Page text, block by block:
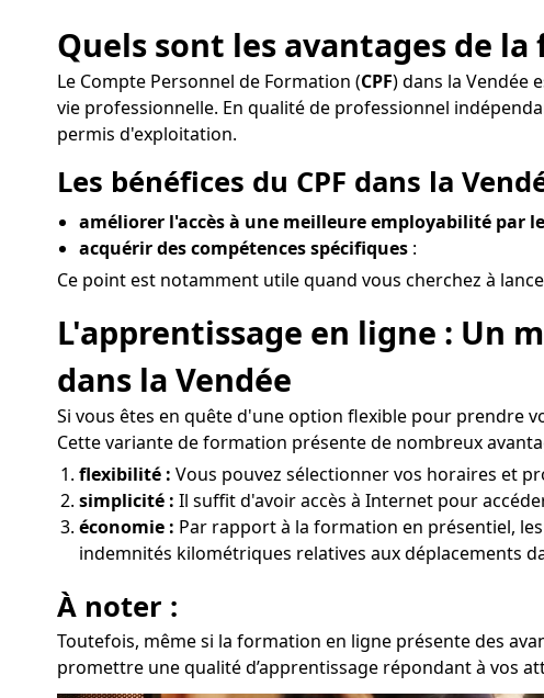
Quels sont les avantages de la
Le Compte Personnel de Formation (CPF) dans la Vendée
vie professionnelle. En qualité de professionnel
permis d'exploitation.
Les bénéfices du CPF dans la
améliorer l'accès à une meilleure employabilité par
acquérir des compétences spécifiques :
Ce point est notamment utile quand vous cherchez à
L'apprentissage en ligne : Un
dans la Vendée
Si vous êtes en quête d'une option flexible pour prendre
Cette variante de formation présente de nombreux
flexibilité : Vous pouvez sélectionner vos horaires et
simplicité : Il suffit d'avoir accès à Internet pour
économie : Par rapport à la formation en présentiel,
indemnités kilométriques relatives aux déplacements
À noter :
Toutefois, même si la formation en ligne présente des
promettre une qualité d’apprentissage répondant à vos